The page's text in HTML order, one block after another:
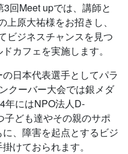
回Meet upでは、講師と
原大祐様をお招きし、
ビジネスチャンスを見つ
カフェを実施します。
日本代表選手としてパラ
クーバー大会では銀メダ
年にはNPO法人D-
ども達やその親のサポ
、障害を起点とするビジ
けておられます。